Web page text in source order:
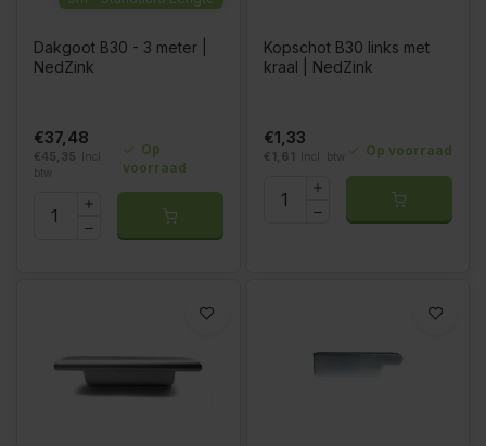
Dakgoot B30 - 3 meter |
NedZink
€37,48
€45,35
Incl.
btw
Op
voorraad
Kopschot B30 links met
kraal | NedZink
€1,33
€1,61 Incl. btw Op voorraad